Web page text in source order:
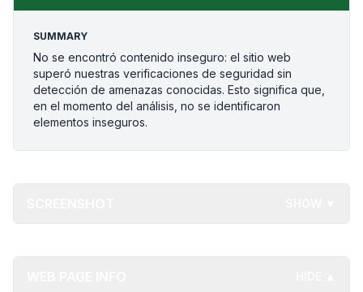
SUMMARY
No se encontró contenido inseguro: el sitio web
superó nuestras verificaciones de seguridad sin
detección de amenazas conocidas. Esto significa que,
en el momento del análisis, no se identificaron
elementos inseguros.